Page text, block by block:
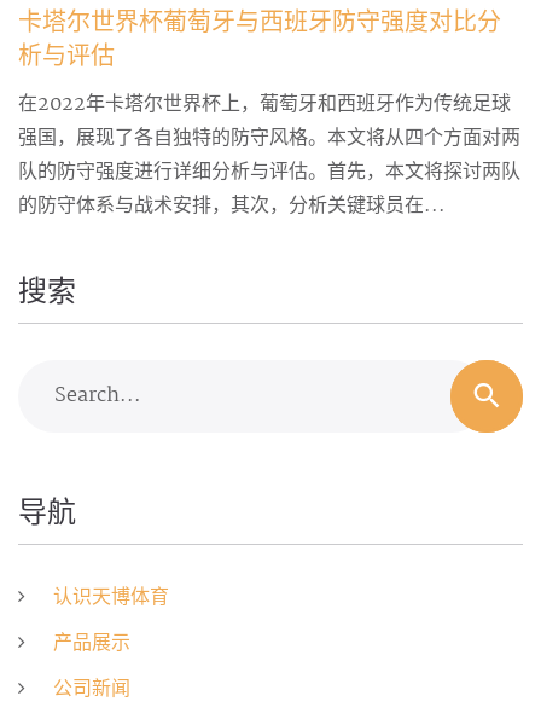
卡塔尔世界杯葡萄牙与西班牙防守强度对比分
析与评估
在2022年卡塔尔世界杯上，葡萄牙和西班牙作为传统足球
强国，展现了各自独特的防守风格。本文将从四个方面对两
队的防守强度进行详细分析与评估。首先，本文将探讨两队
的防守体系与战术安排，其次，分析关键球员在...
搜索
Search...
导航
认识天博体育
产品展示
公司新闻